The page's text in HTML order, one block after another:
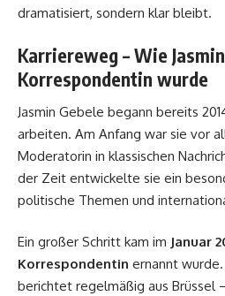
dramatisiert, sondern klar bleibt.
Karriereweg – Wie
Korrespondentin wurde
Jasmin Gebele begann bereits
arbeiten. Am Anfang war sie vor
Moderatorin in klassischen
der Zeit entwickelte sie ein
politische Themen und
Ein großer Schritt kam im Januar
Korrespondentin ernannt
berichtet regelmäßig aus Brüssel